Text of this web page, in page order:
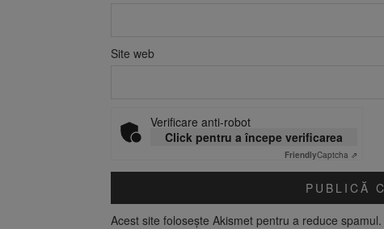
Site web
Verificare anti-robot
Click pentru a începe verificarea
FriendlyCaptcha ⇗
Acest site folosește Akismet pentru a reduce spamul.